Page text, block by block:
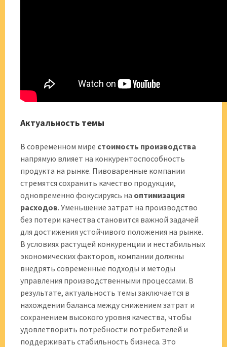
Актуальность темы
В современном мире стоимость производства
напрямую влияет на конкурентоспособность
продукта на рынке. Пивоваренные компании
стремятся сохранить качество продукции,
одновременно фокусируясь на оптимизация
расходов. Уменьшение затрат на производство
без потери качества становится важной задачей
для достижения устойчивого положения на рынке.
В условиях растущей конкуренции и нестабильных
экономических факторов, компании должны
внедрять современные подходы и методы
управления производственными процессами. В
результате, актуальность темы заключается в
нахождении баланса между снижением затрат и
сохранением высокого уровня качества, чтобы
удовлетворить потребности потребителей и
поддерживать стабильность бизнеса. Это